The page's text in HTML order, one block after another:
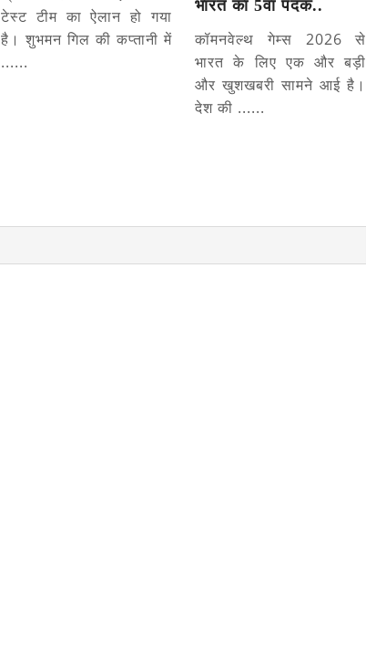
टेस्ट टीम का ऐलान हो गया
है। शुभमन गिल की कप्तानी में
......
भारत का 5वां पदक..
कॉमनवेल्थ गेम्स 2026 से
भारत के लिए एक और बड़ी
और खुशखबरी सामने आई है।
देश की ......